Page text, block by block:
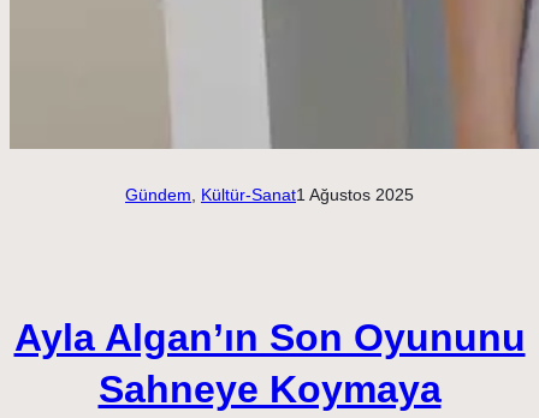
Gündem Kültür-Sanat1 Ağustos 2025
Ayla Algan’ın Son Oyununu
Sahneye Koymaya